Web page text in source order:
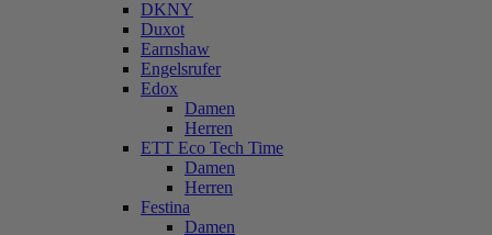
DKNY
Duxot
Earnshaw
Engelsrufer
Edox
Damen
Herren
ETT Eco Tech Time
Damen
Herren
Festina
Damen